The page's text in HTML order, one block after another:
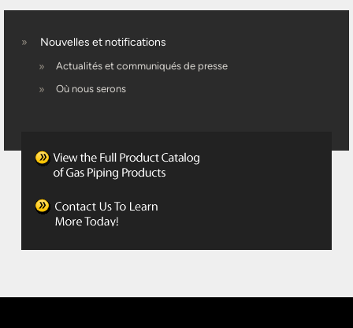
Nouvelles et notifications
Actualités et communiqués de presse
Où nous serons